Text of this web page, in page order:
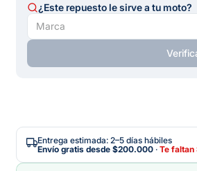
¿Este repuesto le sirve a tu moto?
Entrega estimada: 2–5 días hábiles
Envío gratis desde $200.000 · Te faltan